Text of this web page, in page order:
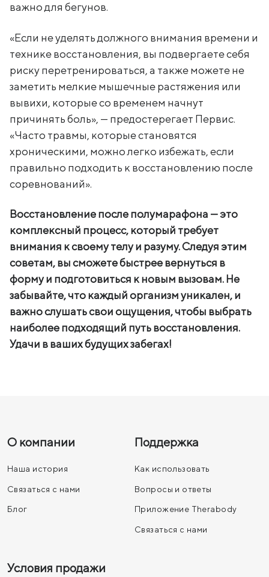
важно для бегунов.
«Если не уделять должного внимания времени и
технике восстановления, вы подвергаете себя
риску перетренироваться, а также можете не
заметить мелкие мышечные растяжения или
вывихи, которые со временем начнут
причинять боль», — предостерегает Первис.
«Часто травмы, которые становятся
хроническими, можно легко избежать, если
правильно подходить к восстановлению после
соревнований».
Восстановление после полумарафона — это
комплексный процесс, который требует
внимания к своему телу и разуму. Следуя этим
советам, вы сможете быстрее вернуться в
форму и подготовиться к новым вызовам. Не
забывайте, что каждый организм уникален, и
важно слушать свои ощущения, чтобы выбрать
наиболее подходящий путь восстановления.
Удачи в ваших будущих забегах!
О компании
Наша история
Связаться с нами
Блог
Поддержка
Как использовать
Вопросы и ответы
Приложение Therabody
Связаться с нами
Условия продажи